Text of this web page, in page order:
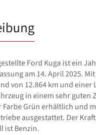
Ford Kuga ist ein
am 14. April 2025.
von 12.864 km und einer
in einem sehr guten
Farbe Grün erhältlich und
ausgestattet. Der
ist Benzin.